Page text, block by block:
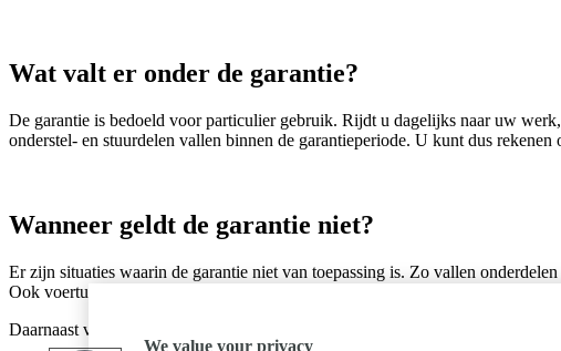
Wat valt er onder de garantie?
De garantie is bedoeld voor particulier gebruik. Rijdt u dagelijks naar uw
onderstel- en stuurdelen vallen binnen de garantieperiode. U kunt dus
Wanneer geldt de garantie niet?
Er zijn situaties waarin de garantie niet van toepassing is. Zo vallen
Ook voertuigen die worden ingezet voor rally’s, races of andere competitieve
Daarnaast vervalt de garantie wanneer er sprake is van verkeerd gebruik,
We value your privacy